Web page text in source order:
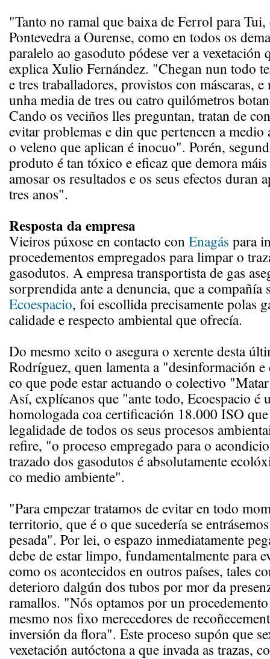
"Tanto no ramal que baixa de Ferrol para
Pontevedra a Ourense, como en todos os
paralelo ao gasoduto pódese ver a vexetación
explica Xulio Fernández. "Chegan nun todo
e tres traballadores, provistos con máscaras,
unha media de tres ou catro quilómetros
Cando os veciños lles preguntan, tratan de
evitar problemas e din que pertencen a medio
o veleno que aplican é inocuo". Porén,
produto é tan tóxico e eficaz que demora
amosar os resultados e os seus efectos duran
tres anos".
Resposta da empresa
Vieiros púxose en contacto conEnagás para
procedementos empregados para limpar o
gasodutos. A empresa transportista de gas
sorprendida ante a denuncia, que a compañía
Ecoespacio, foi escollida precisamente polas
calidade e respecto ambiental que ofrecía.
Do mesmo xeito o asegura o xerente desta
Rodríguez, quen lamenta a "desinformación e
co que pode estar actuando o colectivo
Así, explícanos que "ante todo, Ecoespacio é
homologada coa certificación 18.000 ISO
legalidade de todos os seus procesos
refire, "o proceso empregado para o
trazado dos gasodutos é absolutamente
co medio ambiente".
"Para empezar tratamos de evitar en todo
territorio, que é o que sucedería se
pesada". Por lei, o espazo inmediatamente
debe de estar limpo, fundamentalmente para
como os acontecidos en outros países, tales
deterioro dalgún dos tubos por mor da
ramallos. "Nós optamos por un
mesmo nos fixo merecedores de
inversión da flora". Este proceso supón que
vexetación autóctona a que invada as trazas,